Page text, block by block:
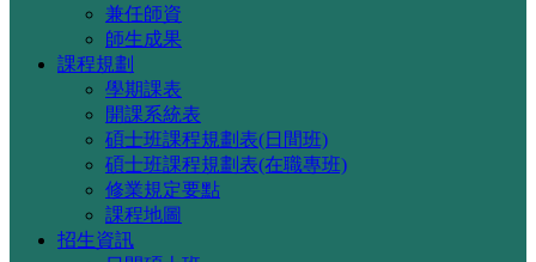
兼任師資
師生成果
課程規劃
學期課表
開課系統表
碩士班課程規劃表(日間班)
碩士班課程規劃表(在職專班)
修業規定要點
課程地圖
招生資訊